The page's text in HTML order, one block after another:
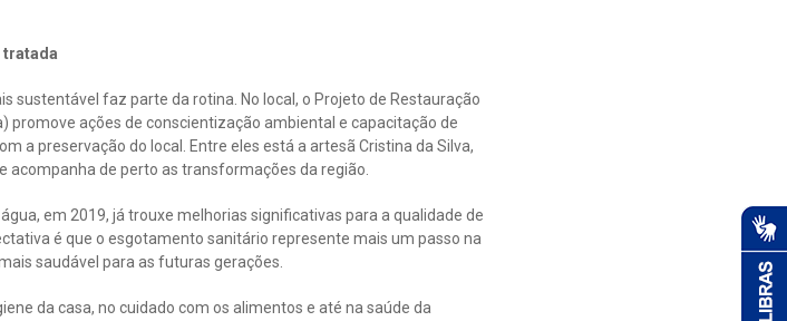
tratada
sustentável faz parte da rotina. No local, o Projeto de Restauração
promove ações de conscientização ambiental e capacitação de
a preservação do local. Entre eles está a artesã Cristina da Silva,
acompanha de perto as transformações da região.
em 2019, já trouxe melhorias significativas para a qualidade de
é que o esgotamento sanitário represente mais um passo na
saudável para as futuras gerações.
da casa, no cuidado com os alimentos e até na saúde da